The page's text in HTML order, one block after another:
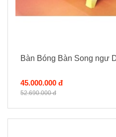
Bàn Bóng Bàn Song ngư
45.000.000 đ
52.690.000 đ